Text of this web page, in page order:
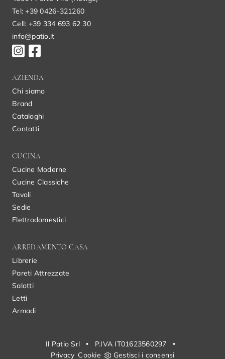
Tel: +39 0426-321260
Cell: +39 334 693 62 30
info@patio.it
AZIENDA
Chi siamo
Brand
Cataloghi
Contatti
CUCINA
Cucine Moderne
Cucine Classiche
Tavoli
Sedie
Elettrodomestici
ARREDAMENTO CASA
Librerie
Pareti Attrezzate
Salotti
Letti
Armadi
Il Patio Srl • P.IVA IT01623560297
•
Privacy Cookie Gestisci i consensi